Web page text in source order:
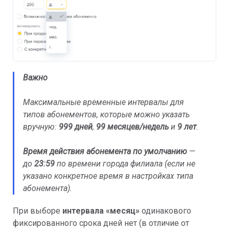
Важно
Максимальные временные интервалы для
типов абонементов, которые можно указать
вручную: 999 дней, 99 месяцев/недель и 9 лет.
Время действия абонемента по умолчанию —
до 23:59 по времени города филиала (если не
указано конкретное время в настройках типа
абонемента).
При выборе интервала «месяц» одинакового
фиксированного срока дней нет (в отличие от